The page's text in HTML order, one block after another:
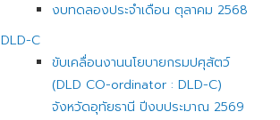
งบทดลองประจำเดือน ตุลาคม 2568
DLD-C
ขับเคลื่อนงานนโยบายกรมปศุสัตว์
(DLD CO-ordinator : DLD-C)
จังหวัดอุทัยธานี ปีงบประมาณ 2569